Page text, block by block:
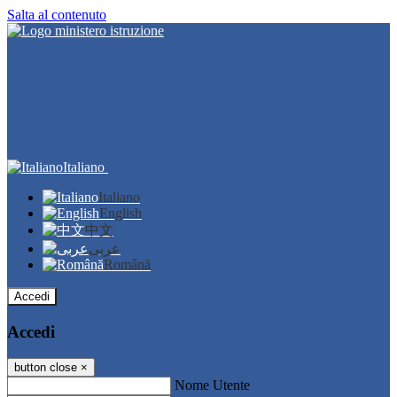
Salta al contenuto
Italiano
Italiano
English
中文
عربى
Română
Accedi
Accedi
button close ×
Nome Utente